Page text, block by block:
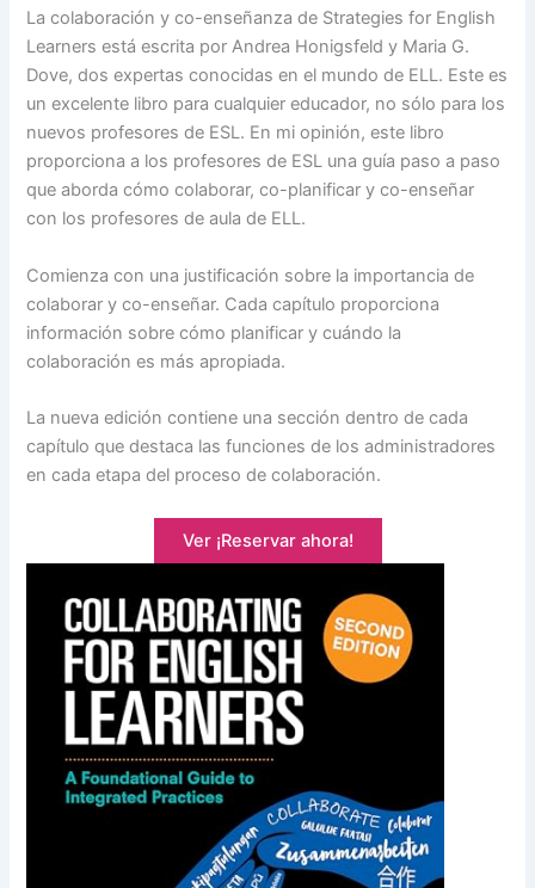
La colaboración y co-enseñanza de Strategies for English
Learners está escrita por Andrea Honigsfeld y Maria G.
Dove, dos expertas conocidas en el mundo de ELL. Este es
un excelente libro para cualquier educador, no sólo para los
nuevos profesores de ESL. En mi opinión, este libro
proporciona a los profesores de ESL una guía paso a paso
que aborda cómo colaborar, co-planificar y co-enseñar
con los profesores de aula de ELL.
Comienza con una justificación sobre la importancia de
colaborar y co-enseñar. Cada capítulo proporciona
información sobre cómo planificar y cuándo la
colaboración es más apropiada.
La nueva edición contiene una sección dentro de cada
capítulo que destaca las funciones de los administradores
en cada etapa del proceso de colaboración.
Ver ¡Reservar ahora!